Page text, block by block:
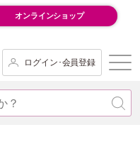
オンラインショップ
ログイン･会員登録